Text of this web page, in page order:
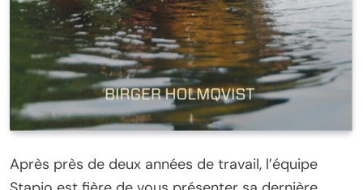
Après près de deux années de travail, l’équipe